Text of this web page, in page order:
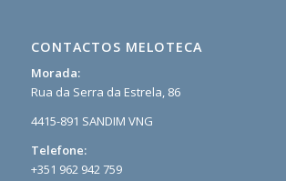
CONTACTOS MELOTECA
Morada:
Rua da Serra da Estrela, 86
4415-891 SANDIM VNG
Telefone:
+351 962 942 759